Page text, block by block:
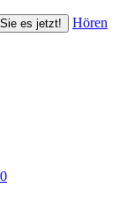
es jetzt!
Hören
0